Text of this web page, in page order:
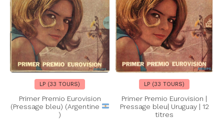
LP (33 TOURS)
Primer Premio Eurovision
(Pressage bleu) (Argentine
)
LP (33 TOURS)
Primer Premio Eurovision |
Pressage bleu| Uruguay | 12
titres